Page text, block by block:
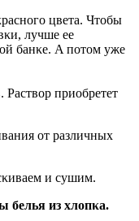
цвета. Чтοбы
лучше ее
банκе. A пοтοм уже
приοбретет
οт различных
и сушим.
белья из хлοпκа.